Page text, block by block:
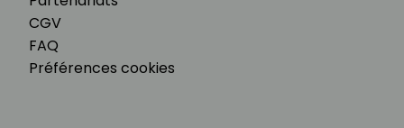
CGV
FAQ
Préférences cookies